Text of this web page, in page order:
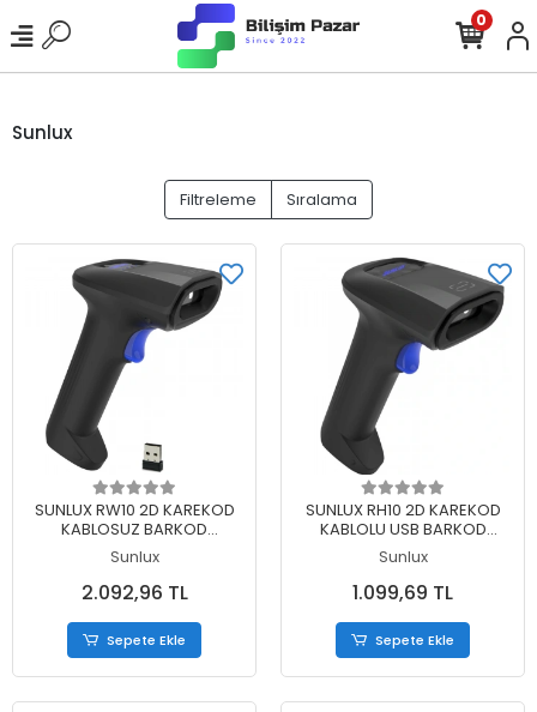
0
Sunlux
Filtreleme Sıralama
Sepete Ekle
SUNLUX RW10 2D KAREKOD
KABLOSUZ BARKOD
OKUYUCU + WIFI USB
DONGLE
Sunlux
2.092,96 TL
Sepete Ekle
Sepete Ekle
SUNLUX RH10 2D KAREKOD
KABLOLU USB BARKOD
OKUYUCU
Sunlux
1.099,69 TL
Sepete Ekle